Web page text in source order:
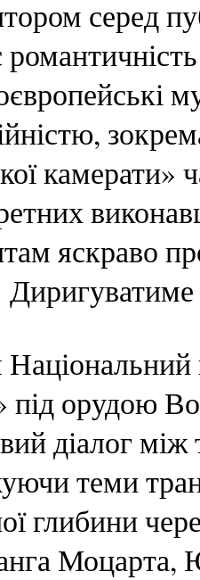
серед
камерати»
яскраво
під орудою
діалог
теми
глибини
Моцарта,